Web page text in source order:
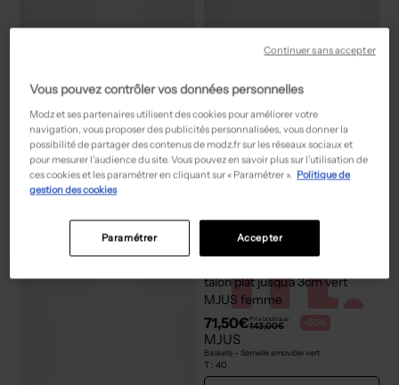
44,50€Prix boutique :
89,00€ -50%
VICTORIA
Baskets - Tissage tissage pailleté argent
ACHAT EXPRESS
29,98€Prix boutique :
59,95€ -50%
VERBENAS
ACHAT EXPRESS
71,50€Prix boutique :
143,00€ -50%
MJUS
Baskets - Semelle amovible vert
T : 40
Vous pouvez contrôler vos données personnelles
Modz et ses partenaires utilisent des cookies pour améliorer votre
navigation, vous proposer des publicités personnalisées, vous donner la
possibilité de partager des contenus de modz.fr sur les réseaux sociaux et
pour mesurer l’audience du site. Vous pouvez en savoir plus sur l’utilisation de
ces cookies et les paramétrer en cliquant sur « Paramétrer ». Politique de
gestion des cookies
Accepter
Paramétrer
Continuer sans accepter